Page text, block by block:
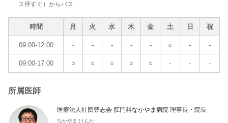
ス停すぐ）からバス
時間 月 火 水 木 金 土 日 祝
09:00-12:00 - - - - - ○ - -
09:00-17:00 ○ ○ ○ ○ ○ - - -
所属医師
医療法人社団豊志会 肛門科なかやま病院 理事長・院長
なかやま けんた